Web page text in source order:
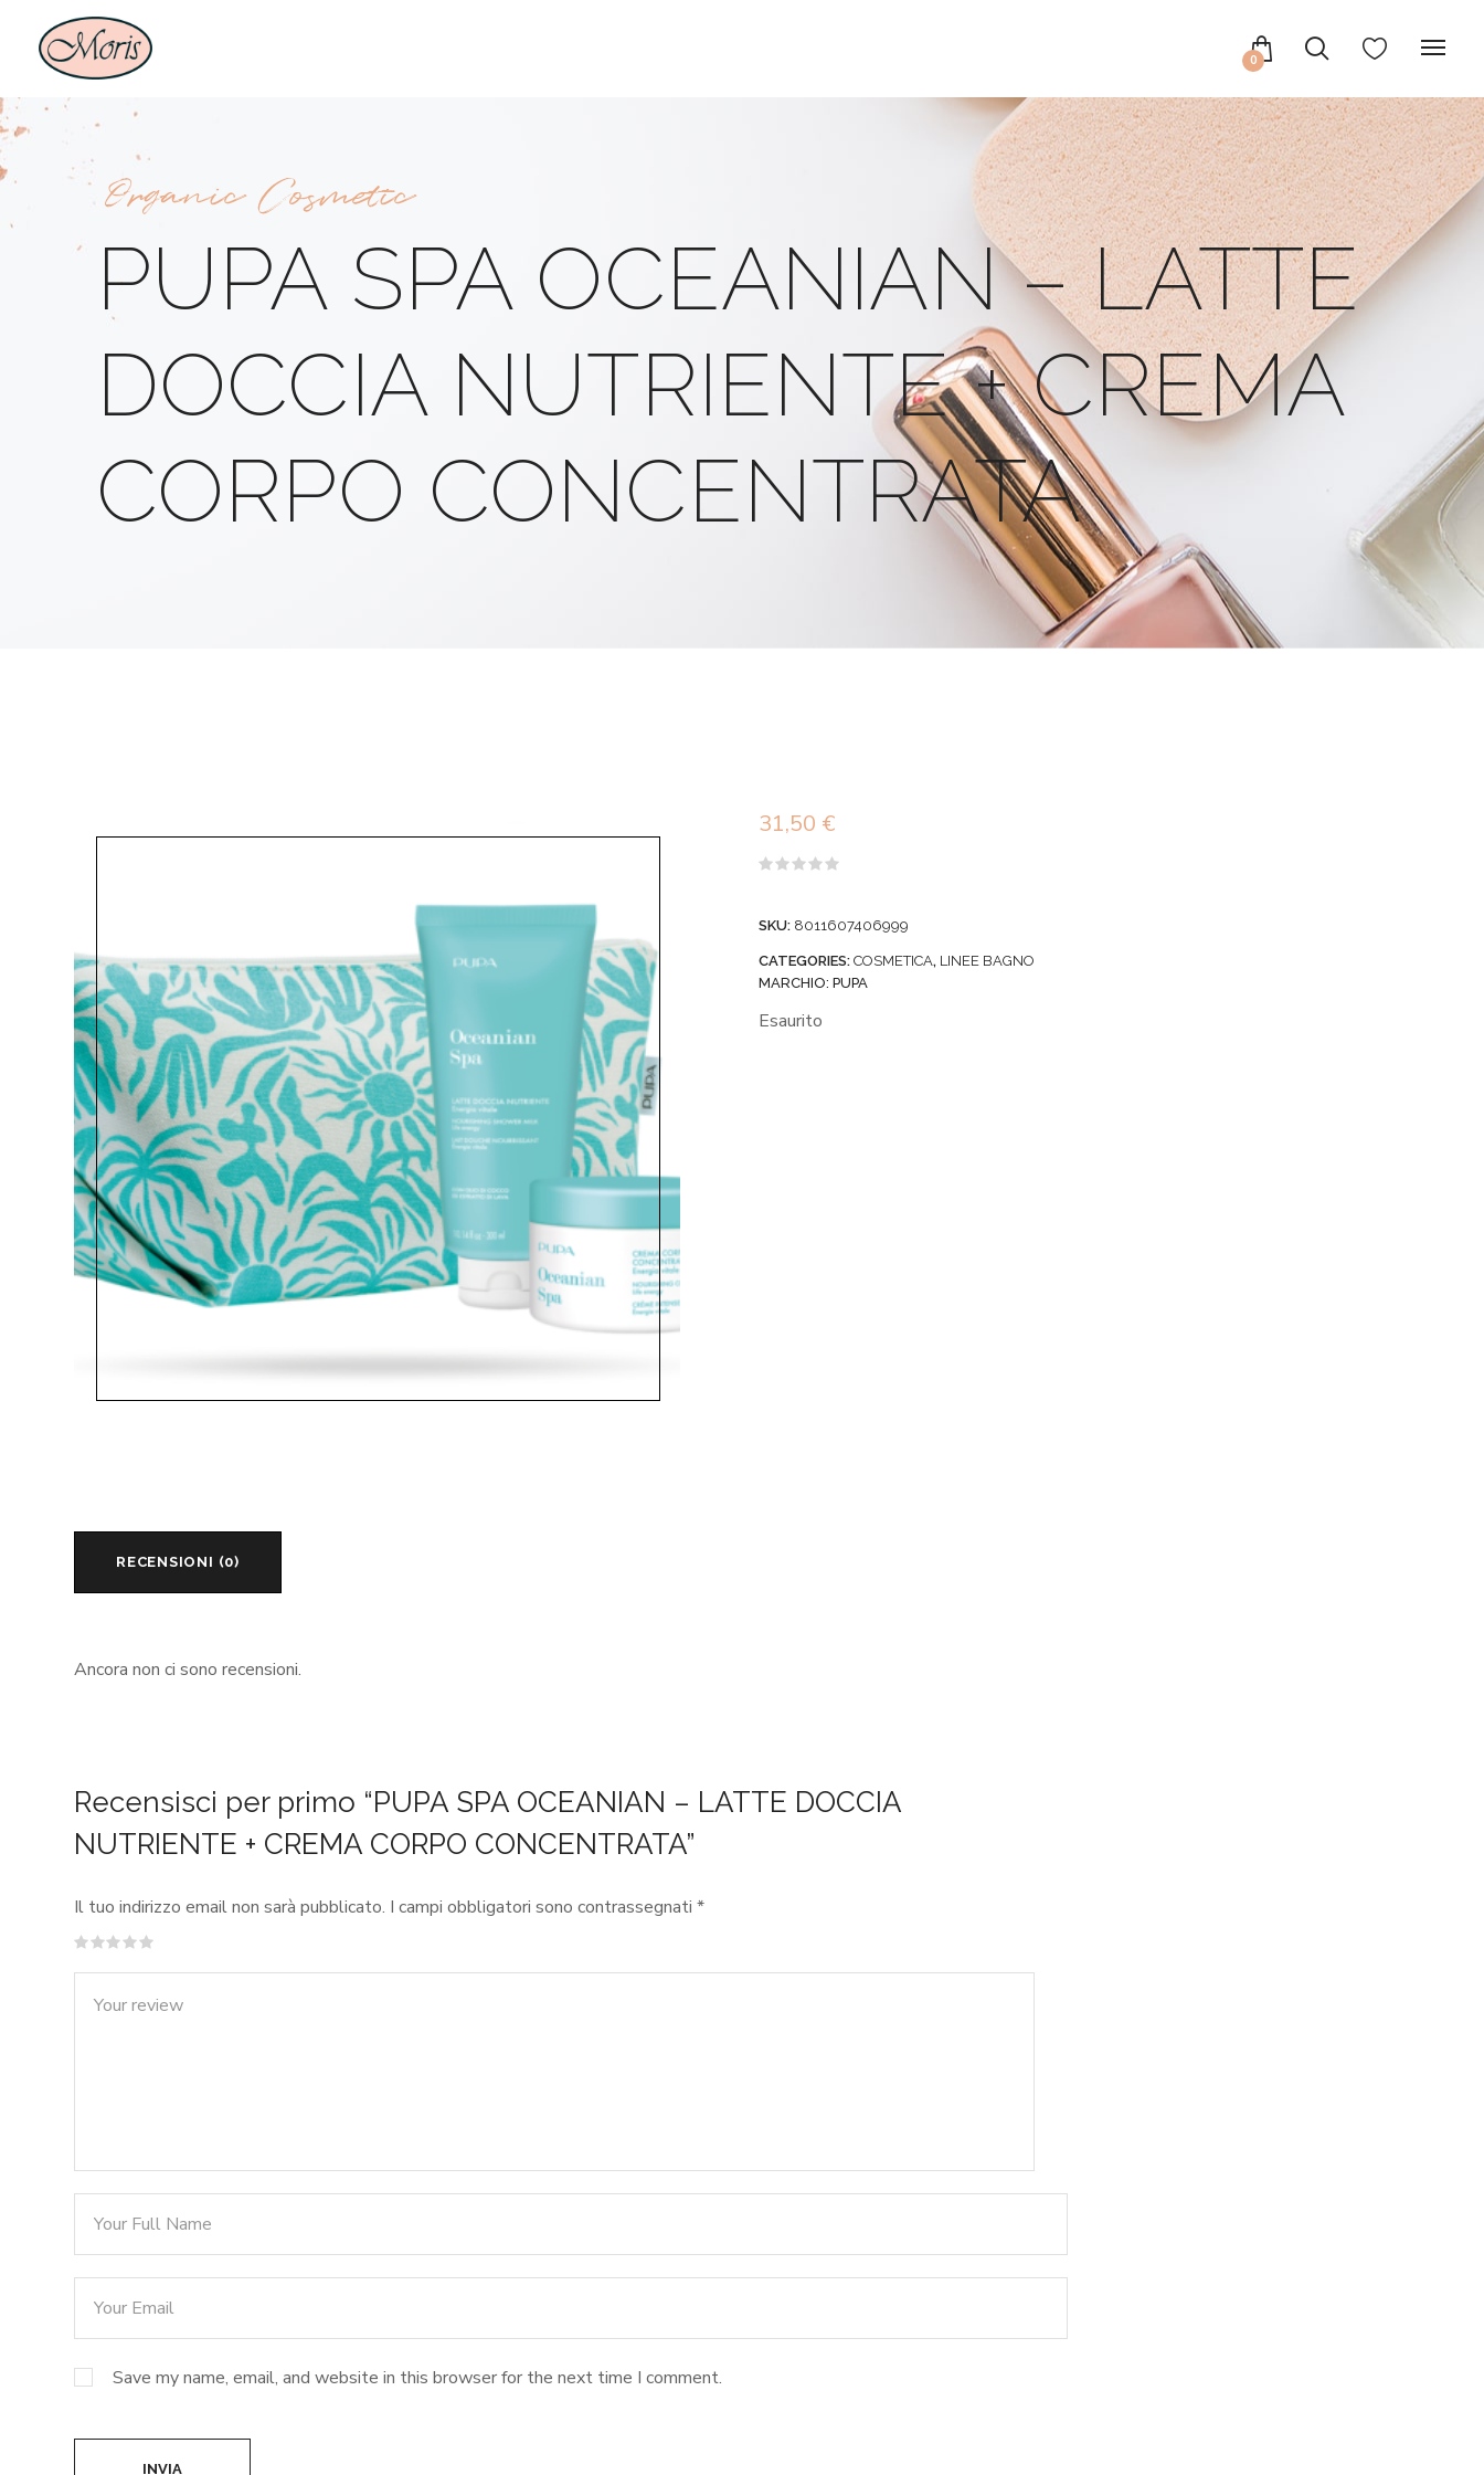
0
Organic Cosmetic
PUPA SPA OCEANIAN – LATTE
DOCCIA NUTRIENTE + CREMA
CORPO CONCENTRATA
31,50 €
5
SKU: 8011607406999
CATEGORIES: COSMETICA, LINEE BAGNO
MARCHIO: PUPA
Esaurito
RECENSIONI (0)
Ancora non ci sono recensioni.
Recensisci per primo “PUPA SPA OCEANIAN – LATTE DOCCIA
NUTRIENTE + CREMA CORPO CONCENTRATA”
Il tuo indirizzo email non sarà pubblicato. I campi obbligatori sono contrassegnati *
Save my name, email, and website in this browser for the next time I comment.
INVIA